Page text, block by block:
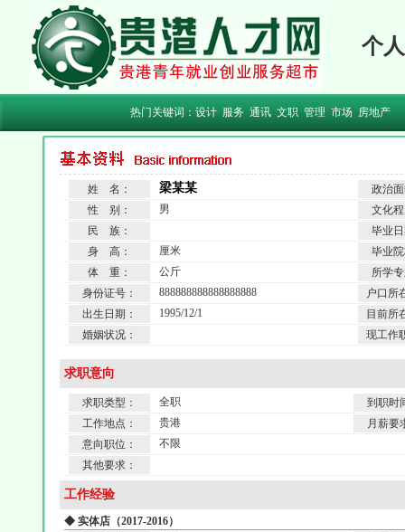
个
热门关键词： 设计 服务 通讯 文职 管理 市场 房地产
姓 名： 梁某某
政治
性 别：
男
文化
民 族：
毕业
身 高：
厘米
毕业
体 重：
公斤
所学
身份证号：
888888888888888888
户口所
出生日期：
1995/12/1
目前所
婚姻状况：
现工作
求职意向
求职类型： 全职
到职时
工作地点：
贵港
月薪要
意向职位：
不限
其他要求：
工作经验
◆ 实体店（2017-2016）